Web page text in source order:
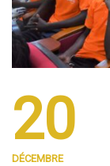
20
DÉCEMBRE